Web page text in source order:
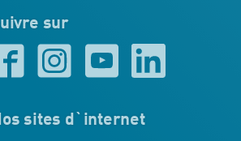
sur
sites d`internet